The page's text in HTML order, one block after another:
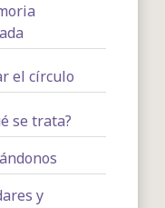
el círculo
se trata?
y